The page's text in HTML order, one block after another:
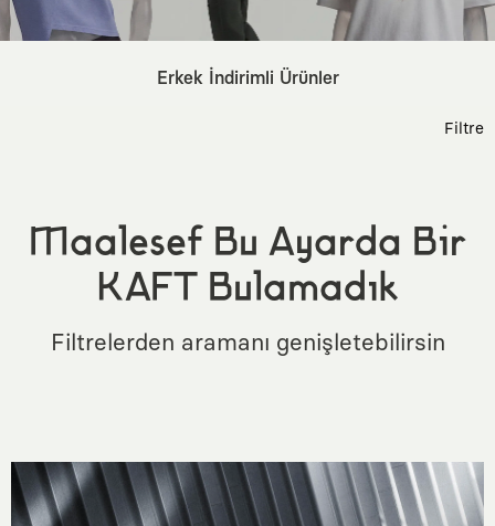
Erkek İndirimli Ürünler
Filtre
Maalesef Bu Ayarda Bir
KAFT Bulamadık
Filtrelerden aramanı genişletebilirsin